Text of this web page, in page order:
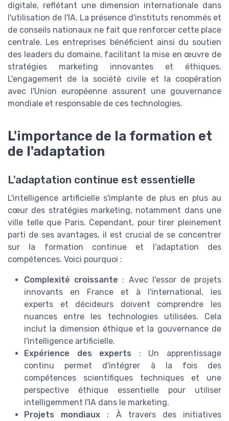
digitale, reflétant une dimension internationale dans
l'utilisation de l'IA. La présence d'instituts renommés et
de conseils nationaux ne fait que renforcer cette place
centrale. Les entreprises bénéficient ainsi du soutien
des leaders du domaine, facilitant la mise en œuvre de
stratégies marketing innovantes et éthiques.
L'engagement de la société civile et la coopération
avec l'Union européenne assurent une gouvernance
mondiale et responsable de ces technologies.
L'importance de la formation et
de l'adaptation
L'adaptation continue est essentielle
L'intelligence artificielle s'implante de plus en plus au
cœur des stratégies marketing, notamment dans une
ville telle que Paris. Cependant, pour tirer pleinement
parti de ses avantages, il est crucial de se concentrer
sur la formation continue et l'adaptation des
compétences. Voici pourquoi :
Complexité croissante : Avec l'essor de projets
innovants en France et à l'international, les
experts et décideurs doivent comprendre les
nuances entre les technologies utilisées. Cela
inclut la dimension éthique et la gouvernance de
l'intelligence artificielle.
Expérience des experts : Un apprentissage
continu permet d'intégrer à la fois des
compétences scientifiques techniques et une
perspective éthique essentielle pour utiliser
intelligemment l'IA dans le marketing.
Projets mondiaux : À travers des initiatives